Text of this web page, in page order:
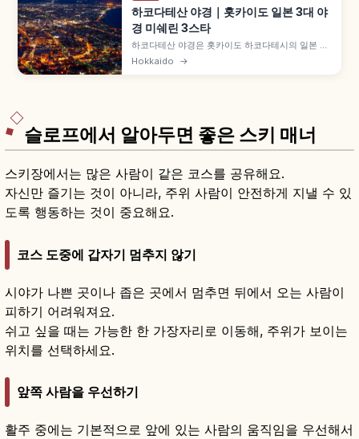
하코다테산 야경｜홋카이도 일본 3대 야
경 미쉐린 3스타
하코다테산 야경은 홋카이도 하코다테시의 일본 3
대 야경 중 하나로, 미쉐린 그린 가이드 재팬 3스타
Hokkaido →
슬로프에서 알아두면 좋은 스키 매너
스키장에서는 많은 사람이 같은 코스를 공유해요.
자신만 즐기는 것이 아니라, 주위 사람이 안전하게 지낼 수 있
도록 행동하는 것이 중요해요.
코스 도중에 갑자기 멈추지 않기
시야가 나쁜 곳이나 좁은 곳에서 멈추면 뒤에서 오는 사람이
피하기 어려워져요.
쉬고 싶을 때는 가능한 한 가장자리로 이동해, 주위가 보이는
위치를 선택하세요.
앞쪽 사람을 우선하기
활주 중에는 기본적으로 앞에 있는 사람의 움직임을 우선해서